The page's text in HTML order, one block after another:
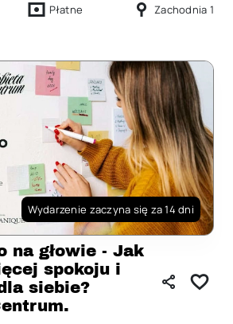
Płatne Zachodnia 1
Wydarzenie zaczyna się za 14 dni
na głowie - Jak
spokoju i
siebie?